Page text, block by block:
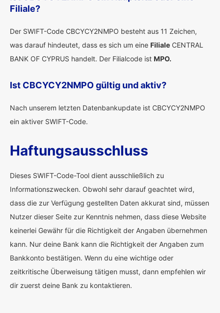
Filiale?
Der SWIFT-Code CBCYCY2NMPO besteht aus 11 Zeichen,
was darauf hindeutet, dass es sich um eine Filiale CENTRAL
BANK OF CYPRUS handelt. Der Filialcode ist MPO.
Ist CBCYCY2NMPO gültig und aktiv?
Nach unserem letzten Datenbankupdate ist CBCYCY2NMPO
ein aktiver SWIFT-Code.
Haftungsausschluss
Dieses SWIFT-Code-Tool dient ausschließlich zu
Informationszwecken. Obwohl sehr darauf geachtet wird,
dass die zur Verfügung gestellten Daten akkurat sind, müssen
Nutzer dieser Seite zur Kenntnis nehmen, dass diese Website
keinerlei Gewähr für die Richtigkeit der Angaben übernehmen
kann. Nur deine Bank kann die Richtigkeit der Angaben zum
Bankkonto bestätigen. Wenn du eine wichtige oder
zeitkritische Überweisung tätigen musst, dann empfehlen wir
dir zuerst deine Bank zu kontaktieren.